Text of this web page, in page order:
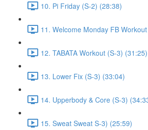
10. Pi Friday (S-2) (28:38)
11. Welcome Monday FB
12. TABATA Workout (S-3) (31:25)
13. Lower Fix (S-3) (33:04)
14. Upperbody & Core (S-3)
15. Sweat Sweat S-3) (25:59)